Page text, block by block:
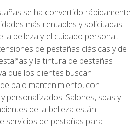
se ha convertido rápidamente
más rentables y solicitadas
belleza y el cuidado personal.
de pestañas clásicas y de
y la tintura de pestañas
que los clientes buscan
bajo mantenimiento, con
personalizados. Salones, spas y
de la belleza están
servicios de pestañas para